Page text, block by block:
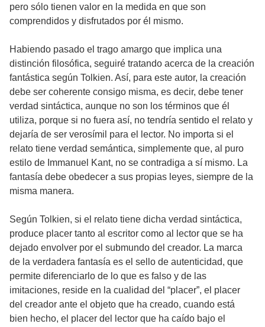
pero sólo tienen valor en la medida en que son
comprendidos y disfrutados por él mismo.
Habiendo pasado el trago amargo que implica una
distinción filosófica, seguiré tratando acerca de la creación
fantástica según Tolkien. Así, para este autor, la creación
debe ser coherente consigo misma, es decir, debe tener
verdad sintáctica, aunque no son los términos que él
utiliza, porque si no fuera así, no tendría sentido el relato y
dejaría de ser verosímil para el lector. No importa si el
relato tiene verdad semántica, simplemente que, al puro
estilo de Immanuel Kant, no se contradiga a sí mismo. La
fantasía debe obedecer a sus propias leyes, siempre de la
misma manera.
Según Tolkien, si el relato tiene dicha verdad sintáctica,
produce placer tanto al escritor como al lector que se ha
dejado envolver por el submundo del creador. La marca
de la verdadera fantasía es el sello de autenticidad, que
permite diferenciarlo de lo que es falso y de las
imitaciones, reside en la cualidad del “placer”, el placer
del creador ante el objeto que ha creado, cuando está
bien hecho, el placer del lector que ha caído bajo el